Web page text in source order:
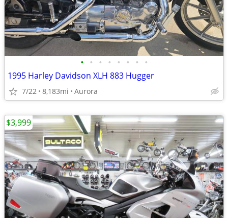
• • • • • • • •
1995 Harley Davidson XLH 883 Hugger
7/22 8,183mi Aurora
$3,999